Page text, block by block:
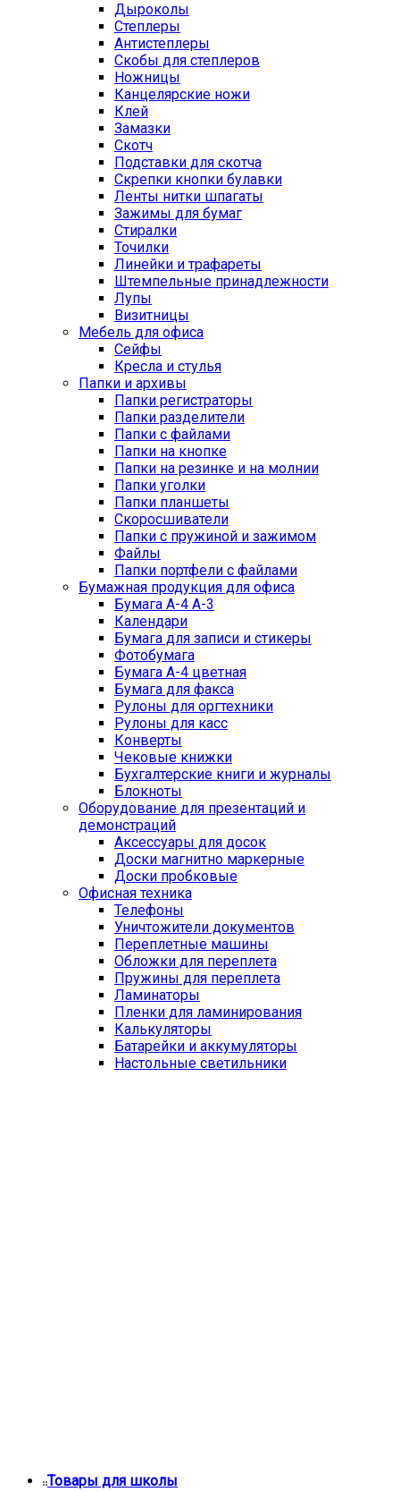
Дыроколы
Степлеры
Антистеплеры
Скобы для степлеров
Ножницы
Канцелярские ножи
Клей
Замазки
Скотч
Подставки для скотча
Скрепки кнопки булавки
Ленты нитки шпагаты
Зажимы для бумаг
Стиралки
Точилки
Линейки и трафареты
Штемпельные принадлежности
Лупы
Визитницы
Мебель для офиса
Сейфы
Кресла и стулья
Папки и архивы
Папки регистраторы
Папки разделители
Папки с файлами
Папки на кнопке
Папки на резинке и на молнии
Папки уголки
Папки планшеты
Скоросшиватели
Папки с пружиной и зажимом
Файлы
Папки портфели с файлами
Бумажная продукция для офиса
Бумага А-4 А-3
Календари
Бумага для записи и стикеры
Фотобумага
Бумага А-4 цветная
Бумага для факса
Рулоны для оргтехники
Рулоны для касс
Конверты
Чековые книжки
Бухгалтерские книги и журналы
Блокноты
Оборудование для презентаций и
демонстраций
Аксессуары для досок
Доски магнитно маркерные
Доски пробковые
Офисная техника
Телефоны
Уничтожители документов
Переплетные машины
Обложки для переплета
Пружины для переплета
Ламинаторы
Пленки для ламинирования
Калькуляторы
Батарейки и аккумуляторы
Настольные светильники
Товары для школы